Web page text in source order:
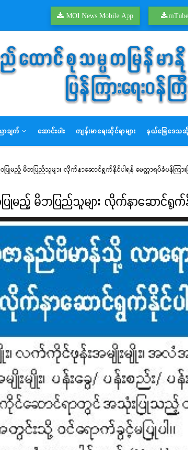
MOI News Mobile App
ာချက် ဆောင်းပါး ကျန်းမာရေးဆိုင်ရာများ နယ်မြေဒေသဆို
မည့် မိဘပြည်သူများ လိုက်နာဆောင်ရွက်နိုင်ပါရန် မေတ္တာရပ်ခံပန်ကြားခ
မည့် မိဘပြည်သူများ လိုက်နာဆောင်ရွက်နိုင်